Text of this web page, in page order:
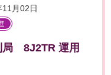
月02日
局 8J2TR 運用